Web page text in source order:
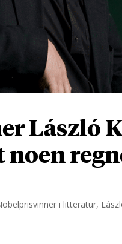
László
i litteratur,